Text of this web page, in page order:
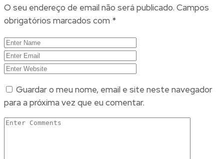
O seu endereço de email não será publicado. Campos
obrigatórios marcados com *
Guardar o meu nome, email e site neste navegador
para a próxima vez que eu comentar.